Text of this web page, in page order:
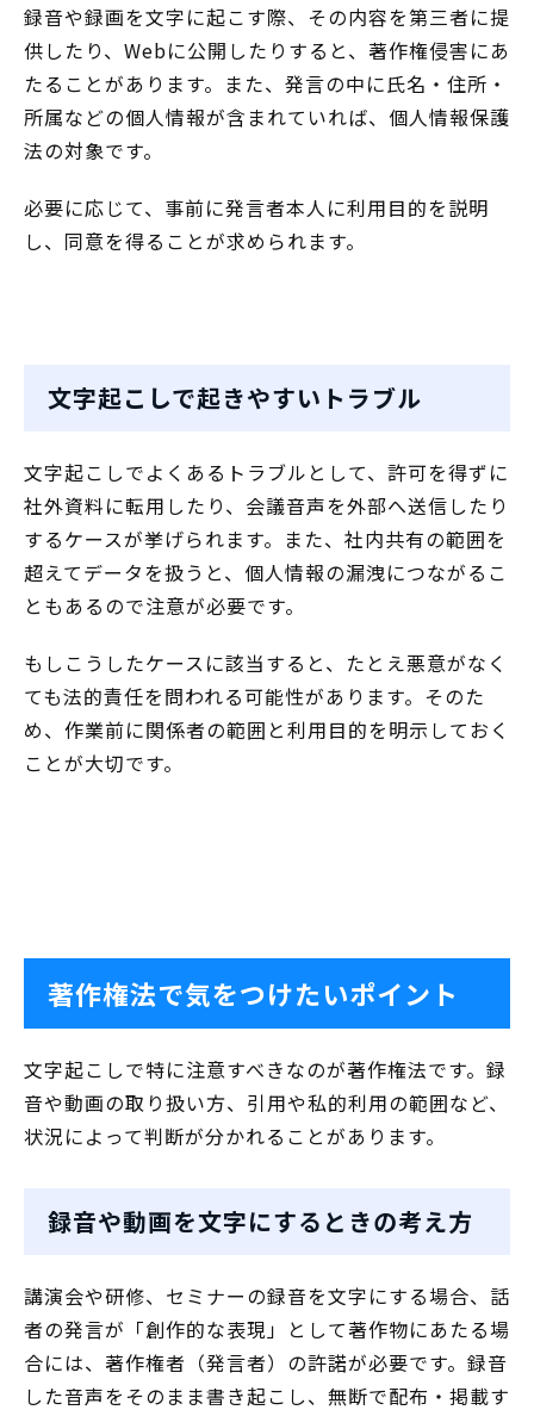
録音や録画を文字に起こす際、その内容を第三者に提
供したり、Webに公開したりすると、著作権侵害にあ
たることがあります。また、発言の中に氏名・住所・
所属などの個人情報が含まれていれば、個人情報保護
法の対象です。
必要に応じて、事前に発言者本人に利用目的を説明
し、同意を得ることが求められます。
文字起こしで起きやすいトラブル
文字起こしでよくあるトラブルとして、許可を得ずに
社外資料に転用したり、会議音声を外部へ送信したり
するケースが挙げられます。また、社内共有の範囲を
超えてデータを扱うと、個人情報の漏洩につながるこ
ともあるので注意が必要です。
もしこうしたケースに該当すると、たとえ悪意がなく
ても法的責任を問われる可能性があります。そのた
め、作業前に関係者の範囲と利用目的を明示しておく
ことが大切です。
著作権法で気をつけたいポイント
文字起こしで特に注意すべきなのが著作権法です。録
音や動画の取り扱い方、引用や私的利用の範囲など、
状況によって判断が分かれることがあります。
録音や動画を文字にするときの考え方
講演会や研修、セミナーの録音を文字にする場合、話
者の発言が「創作的な表現」として著作物にあたる場
合には、著作権者（発言者）の許諾が必要です。録音
した音声をそのまま書き起こし、無断で配布・掲載す